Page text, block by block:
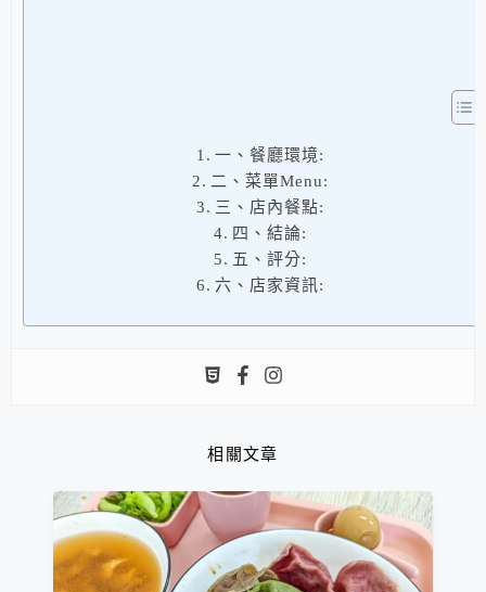
一、餐廳環境:
二、菜單Menu:
三、店內餐點:
四、結論:
五、評分:
六、店家資訊:
相關文章